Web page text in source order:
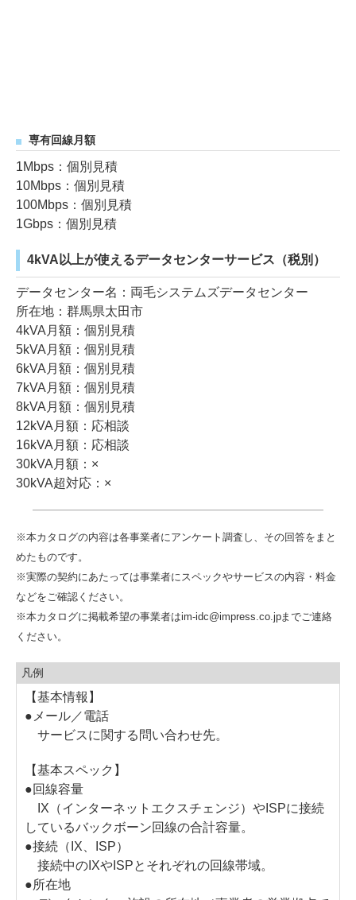
専有回線月額
1Mbps：個別見積
10Mbps：個別見積
100Mbps：個別見積
1Gbps：個別見積
4kVA以上が使えるデータセンターサービス（税別）
データセンター名：両毛システムズデータセンター
所在地：群馬県太田市
4kVA月額：個別見積
5kVA月額：個別見積
6kVA月額：個別見積
7kVA月額：個別見積
8kVA月額：個別見積
12kVA月額：応相談
16kVA月額：応相談
30kVA月額：×
30kVA超対応：×
※本カタログの内容は各事業者にアンケート調査し、その回答をまと
めたものです。
※実際の契約にあたっては事業者にスペックやサービスの内容・料金
などをご確認ください。
※本カタログに掲載希望の事業者はim-idc@impress.co.jpまでご連絡
ください。
凡例
【基本情報】
●メール／電話
サービスに関する問い合わせ先。
【基本スペック】
●回線容量
IX（インターネットエクスチェンジ）やISPに接続
しているバックボーン回線の合計容量。
●接続（IX、ISP）
接続中のIXやISPとそれぞれの回線帯域。
●所在地